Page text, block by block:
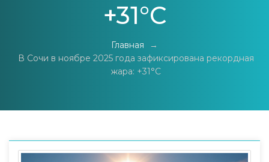
+31°C
Главная
→
В Сочи в ноябре 2025 года зафиксирована рекордная
жара: +31°C